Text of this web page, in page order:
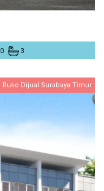
0 3
Ruko Dijual Surabaya Timur